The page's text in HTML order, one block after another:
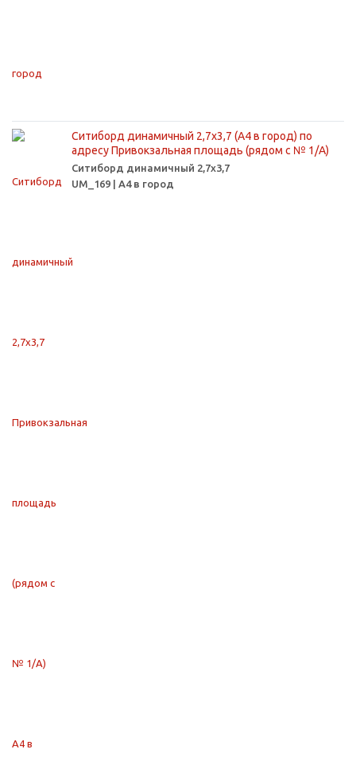
Ситиборд динамичный 2,7х3,7 (А4 в город) по
адресу Привокзальная площадь (рядом с № 1/А)
Ситиборд динамичный 2,7х3,7
UM_169 | А4 в город